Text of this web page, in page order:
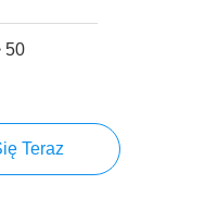
50
Teraz